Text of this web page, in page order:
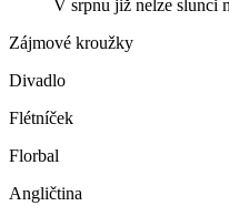
V srpnu již nelze slunci
Zájmové kroužky
Divadlo
Flétníček
Florbal
Angličtina